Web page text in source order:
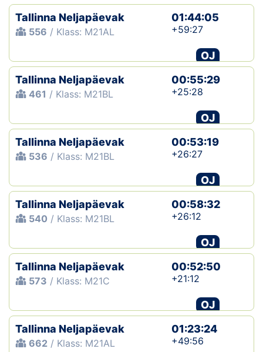
Tallinna Neljapäevak
556 / Klass: M21AL
01:44:05
+59:27
OJ
Tallinna Neljapäevak
461 / Klass: M21BL
00:55:29
+25:28
OJ
Tallinna Neljapäevak
536 / Klass: M21BL
00:53:19
+26:27
OJ
Tallinna Neljapäevak
540 / Klass: M21BL
00:58:32
+26:12
OJ
Tallinna Neljapäevak
573 / Klass: M21C
00:52:50
+21:12
OJ
Tallinna Neljapäevak
662 / Klass: M21AL
01:23:24
+49:56